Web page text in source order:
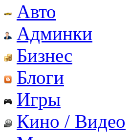
Авто
Админки
Бизнес
Блоги
Игры
Кино / Видео